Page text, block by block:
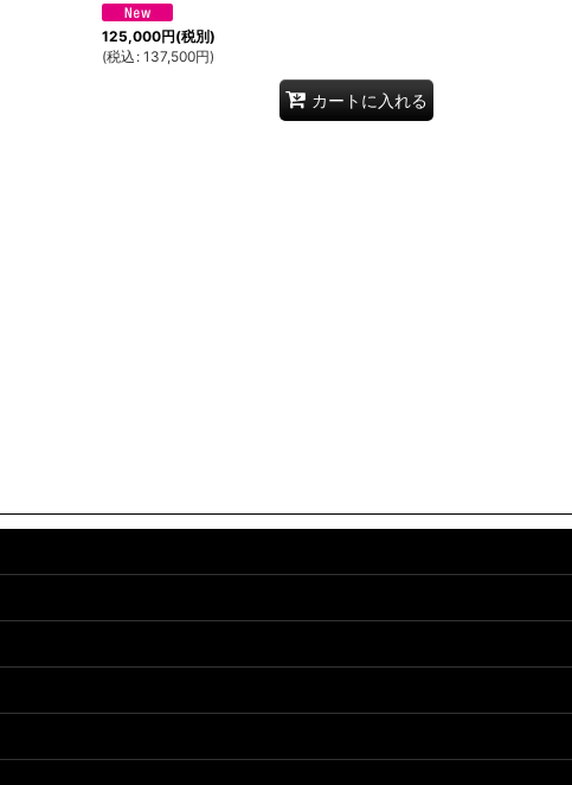
125,000円(税別)
(税込 : 137,500円)
カートに入れる